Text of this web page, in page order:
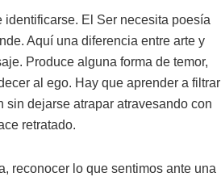
El Ser necesita poesía
Aquí una diferencia entre arte y
Produce alguna forma de temor,
al ego. Hay que aprender a filtrar
sin dejarse atrapar atravesando con
retratado.
reconocer lo que sentimos ante una